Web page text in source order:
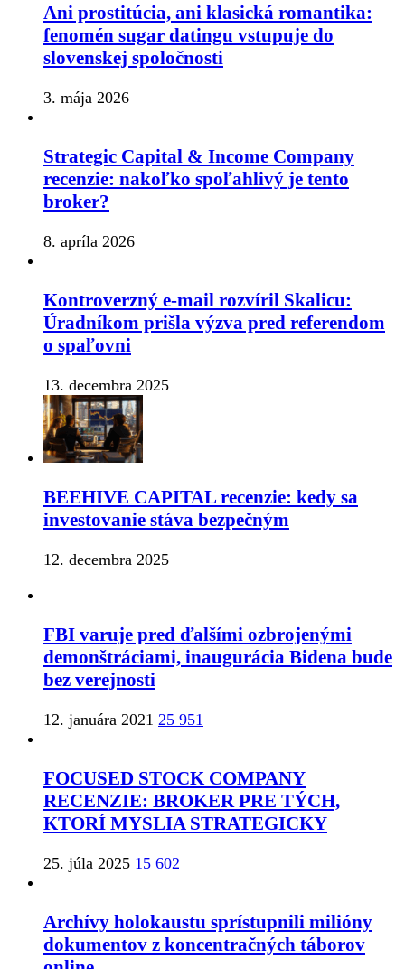
Ani prostitúcia, ani klasická romantika:
fenomén sugar datingu vstupuje do
slovenskej spoločnosti
3. mája 2026
Strategic Capital & Income Company
recenzie: nakoľko spoľahlivý je tento
broker?
8. apríla 2026
Kontroverzný e-mail rozvíril Skalicu:
Úradníkom prišla výzva pred referendom
o spaľovni
13. decembra 2025
BEEHIVE CAPITAL recenzie: kedy sa
investovanie stáva bezpečným
12. decembra 2025
FBI varuje pred ďalšími ozbrojenými
demonštráciami, inaugurácia Bidena bude
bez verejnosti
12. januára 2021 25 951
FOCUSED STOCK COMPANY
RECENZIE: BROKER PRE TÝCH,
KTORÍ MYSLIA STRATEGICKY
25. júla 2025 15 602
Archívy holokaustu sprístupnili milióny
dokumentov z koncentračných táborov